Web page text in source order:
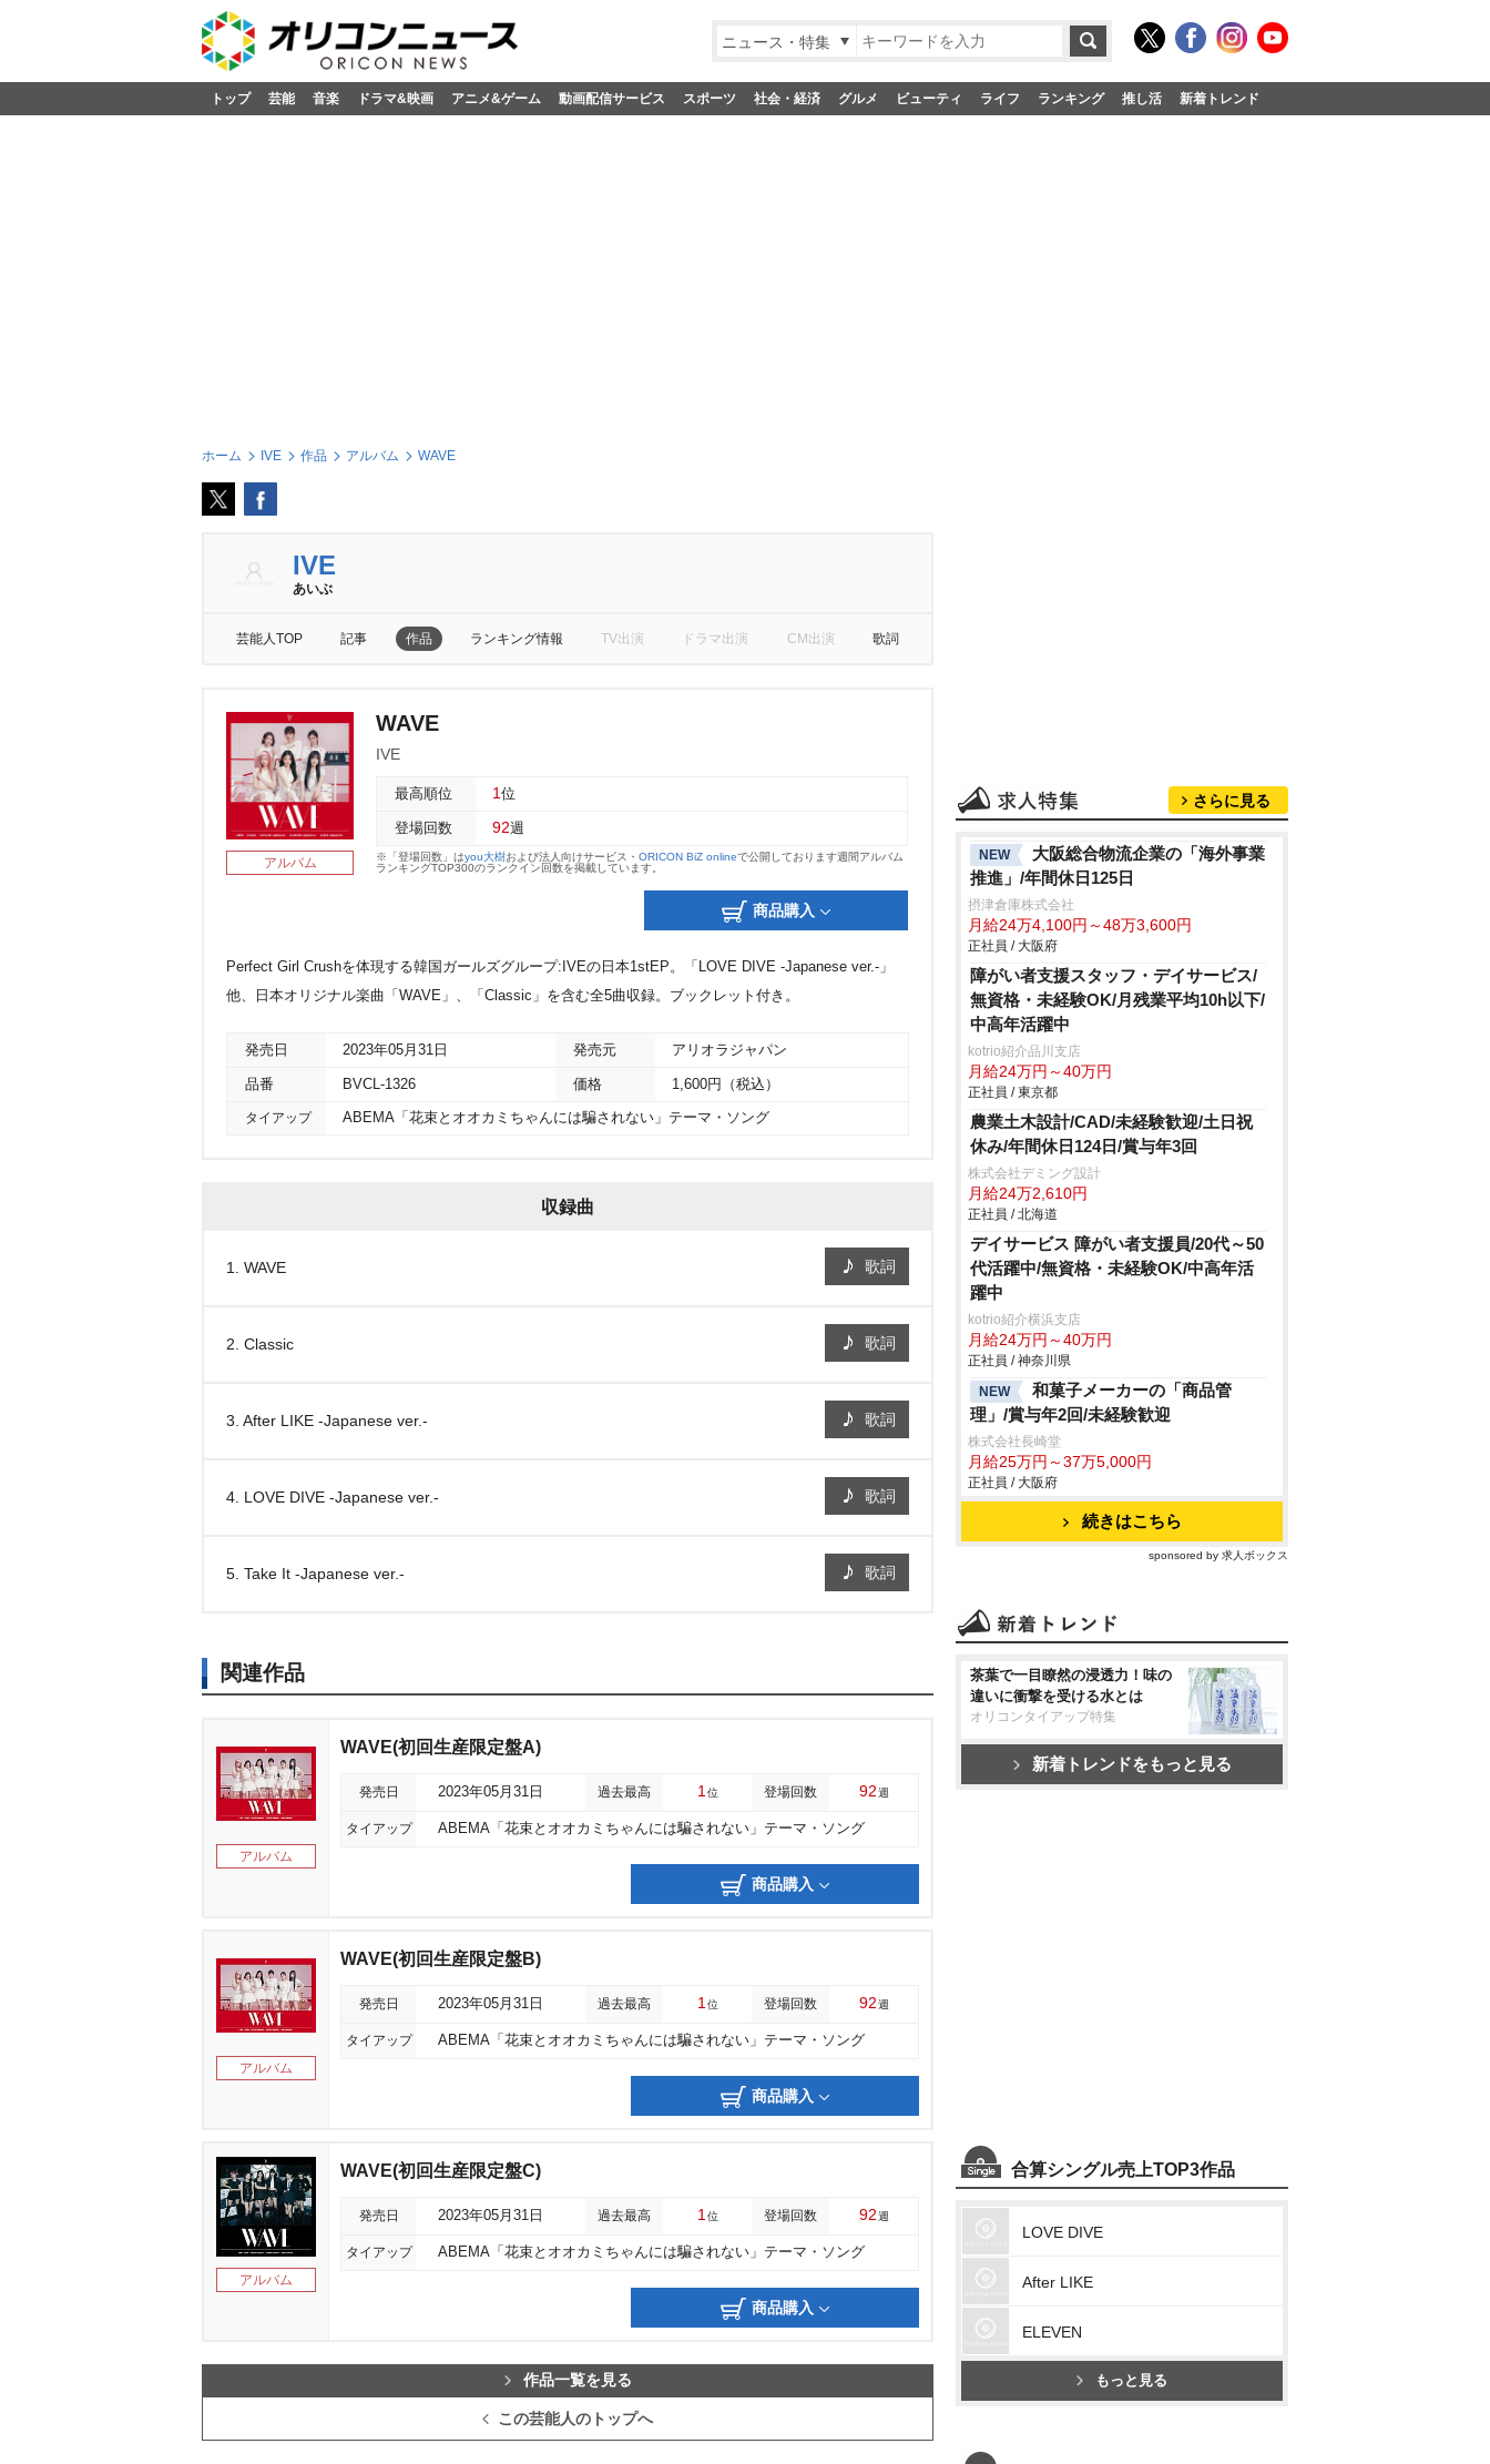
ニュース・特集
トップ 芸能 音楽 ドラマ&映画 アニメ&ゲーム 動画配信サービス スポーツ 社会・経済 グルメ ビューティ ライフ ランキング 推し活 新着トレンド
ホーム IVE 作品 アルバム WAVE
IVE
あいぶ
芸能人TOP 記事 作品 ランキング情報 TV出演 ドラマ出演 CM出演 歌詞
アルバム
WAVE
IVE
最高順位 1 位
登場回数 92週
※「登場回数」はyou大樹および法人向けサービス・ ORICON BiZ onlineで公開しております週間アルバム
ランキングTOP300のランクイン回数を掲載しています。
商品購入
Perfect Girl Crushを体現する韓国ガールズグループ:IVEの日本1stEP。「LOVE DIVE -Japanese ver.-」
他、日本オリジナル楽曲「WAVE」、「Classic」を含む全5曲収録。ブックレット付き。
発売日 2023年05月31日 発売元 アリオラジャパン
品番 BVCL-1326 価格 1,600円（税込）
タイアップ ABEMA「花束とオオカミちゃんには騙されない」テーマ・ソング
収録曲
1. WAVE 歌詞
2. Classic 歌詞
3. After LIKE -Japanese ver.- 歌詞
4. LOVE DIVE -Japanese ver.- 歌詞
5. Take It -Japanese ver.- 歌詞
関連作品
アルバム
WAVE(初回生産限定盤A)
発売日 2023年05月31日 過去最高 1 位 登場回数 92週
タイアップ ABEMA「花束とオオカミちゃんには騙されない」テーマ・ソング
商品購入
アルバム
WAVE(初回生産限定盤B)
発売日 2023年05月31日 過去最高 1 位 登場回数 92週
タイアップ ABEMA「花束とオオカミちゃんには騙されない」テーマ・ソング
商品購入
アルバム
WAVE(初回生産限定盤C)
発売日 2023年05月31日 過去最高 1 位 登場回数 92週
タイアップ ABEMA「花束とオオカミちゃんには騙されない」テーマ・ソング
商品購入
作品一覧を見る
この芸能人のトップへ
さらに見る
NEW
大阪総合物流企業の「海外事業
推進」/年間休日125日
摂津倉庫株式会社
月給24万4,100円～48万3,600円
正社員 / 大阪府
障がい者支援スタッフ・デイサービス/
無資格・未経験OK/月残業平均10h以下/
中高年活躍中
kotrio紹介品川支店
月給24万円～40万円
正社員 / 東京都
農業土木設計/CAD/未経験歓迎/土日祝
休み/年間休日124日/賞与年3回
株式会社デミング設計
月給24万2,610円
正社員 / 北海道
デイサービス 障がい者支援員/20代～50
代活躍中/無資格・未経験OK/中高年活
躍中
kotrio紹介横浜支店
月給24万円～40万円
正社員 / 神奈川県
NEW
和菓子メーカーの「商品管
理」/賞与年2回/未経験歓迎
株式会社長崎堂
月給25万円～37万5,000円
正社員 / 大阪府
続きはこちら
sponsored by 求人ボックス
茶葉で一目瞭然の浸透力！味の
違いに衝撃を受ける水とは
オリコンタイアップ特集
新着トレンドをもっと見る
合算シングル売上TOP3作品
LOVE DIVE
After LIKE
ELEVEN
もっと見る